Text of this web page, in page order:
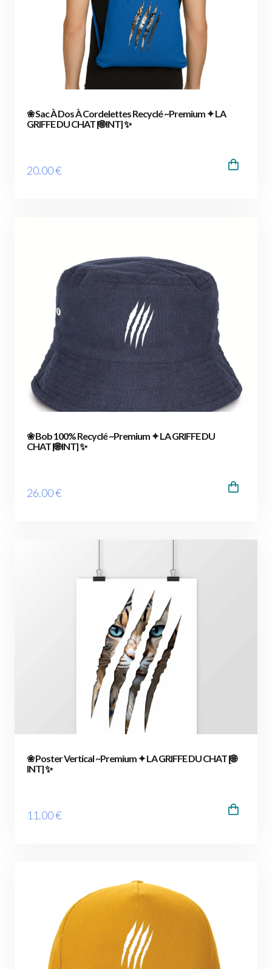
❀ Sac À Dos À Cordelettes Recyclé ~Premium ✦ LA
GRIFFE DU CHAT [🌐 INT] ✨
20.00€
❀ Bob 100% Recyclé ~Premium ✦ LA GRIFFE DU
CHAT [🌐 INT] ✨
26.00€
❀ Poster Vertical ~Premium ✦ LA GRIFFE DU CHAT [🌐
INT] ✨
11.00€